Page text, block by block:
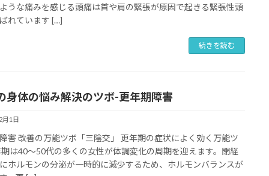
うな痛みを感じる頭痛は首や肩の緊張が原因で起きる緊張性頭
れています […]
続きを読む
身体の悩み解決のツボ-更年期障害
月1日
害 改善の万能ツボ「三陰交」 更年期の症状によく効く万能ツ
は40～50代の多くの女性が体調変化の周期を迎えます。閉経
ホルモンの分泌が一時的に減少するため、ホルモンバランスが